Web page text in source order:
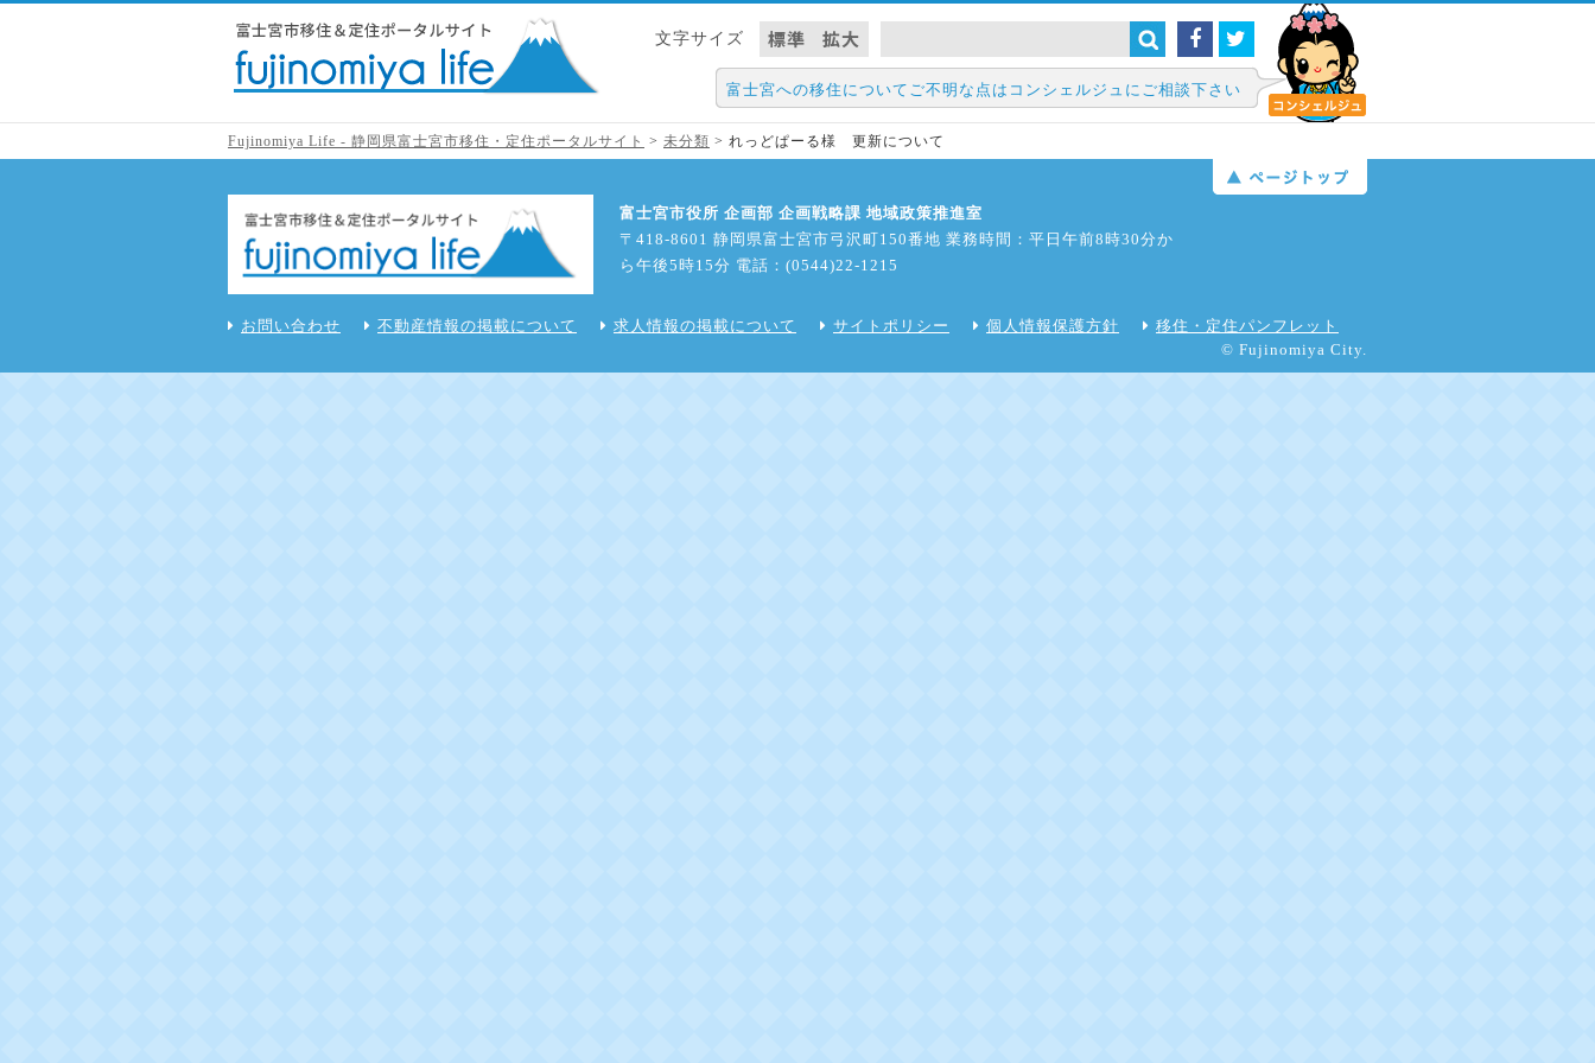
文字サイズ 標準 拡大
富士宮への移住についてご不明な点はコンシェルジュにご相談下さい
Fujinomiya Life - 静岡県富士宮市移住・定住ポータルサイト > 未分類 > れっどぱーる様 更新について
富士宮市役所 企画部 企画戦略課 地域政策推進室
〒418-8601 静岡県富士宮市弓沢町150番地 業務時間：平日午前8時30分か
ら午後5時15分 電話：(0544)22-1215
お問い合わせ 不動産情報の掲載について 求人情報の掲載について サイトポリシー 個人情報保護方針
移住・定住パンフレット
© Fujinomiya City.